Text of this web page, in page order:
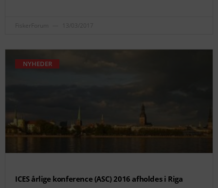
FiskerForum 13/03/2017
NYHEDER
ICES årlige konference (ASC) 2016 afholdes i Riga